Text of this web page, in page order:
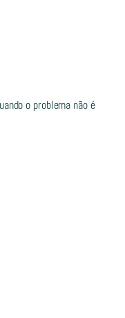
o problema não é